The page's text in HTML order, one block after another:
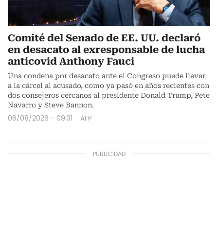
Comité del Senado de EE. UU. declaró
en desacato al exresponsable de lucha
anticovid Anthony Fauci
Una condena por desacato ante el Congreso puede llevar
a la cárcel al acusado, como ya pasó en años recientes con
dos consejeros cercanos al presidente Donald Trump, Pete
Navarro y Steve Bannon.
06/08/2026 - 09:31 AFP